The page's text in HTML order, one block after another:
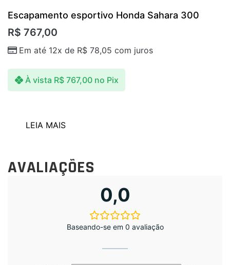
Escapamento esportivo Honda Sahara 300
R$ 767,00
Em até 12x de R$ 78,05 com juros
À vista R$767,00 no Pix
LEIA MAIS
AVALIAÇÕES
0,0
Baseando-se em 0 avaliação